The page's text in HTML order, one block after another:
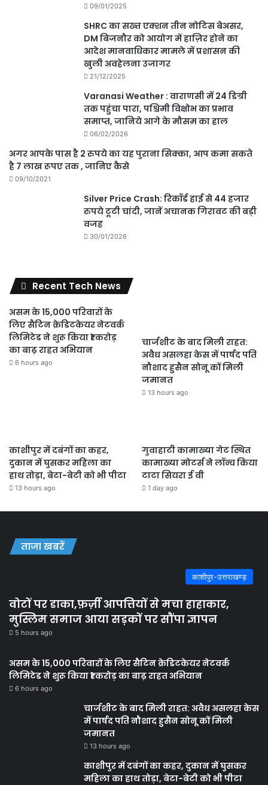
09/01/2025
SHRC का सख्त एक्शन तीन नोटिस बेअसर,
DM बिजनौर को आयोग में हाज़िर होने का
आदेश मानवाधिकार मामले में प्रशासन की
खुली अवहेलना उजागर
21/12/2025
Varanasi Weather : वाराणसी में 24 डिग्री
तक पहुंचा पारा, पश्चिमी विक्षोभ का प्रभाव
समाप्त, जानिये आगे के मौसम का हाल
06/02/2026
अगर आपके पास है 2 रुपये का यह पुराना सिक्का, आप कमा सकते
है 7 लाख रूपए तक , जानिए कैसे
09/10/2021
Silver Price Crash: रिकॉर्ड हाई से 44 हजार
रुपये टूटी चांदी, जानें अचानक गिरावट की बड़ी
वजह
30/01/2026
Recent Tech News
असम के 15,000 परिवारों के
लिए सैटिन क्रेडिटकेयर नेटवर्क
लिमिटेड ने शुरू किया ₹1 करोड़
का बाढ़ राहत अभियान
6 hours ago
चार्जशीट के बाद मिली राहत:
अवैध असलहा केस में पार्षद पति
नौशाद हुसैन सोनू कों मिली
जमानत
13 hours ago
काशीपुर में दबंगों का कहर,
दुकान में घुसकर महिला का
हाथ तोड़ा, बेटा-बेटी को भी पीटा
13 hours ago
गुवाहाटी कामाख्या गेट स्थित
कामाख्या मोटर्स ने लॉन्च किया
टाटा सियरा ई वी
1 day ago
ताजा खबरें
काशीपुर-उत्तराखण्ड़
वोटों पर डाका,फ़र्ज़ी आपत्तियों से मचा हाहाकार,
मुस्लिम समाज आया सड़कों पर सौंपा ज्ञापन
5 hours ago
असम के 15,000 परिवारों के लिए सैटिन क्रेडिटकेयर नेटवर्क
लिमिटेड ने शुरू किया ₹1 करोड़ का बाढ़ राहत अभियान
6 hours ago
चार्जशीट के बाद मिली राहत: अवैध असलहा केस
में पार्षद पति नौशाद हुसैन सोनू कों मिली
जमानत
13 hours ago
काशीपुर में दबंगों का कहर, दुकान में घुसकर
महिला का हाथ तोड़ा, बेटा-बेटी को भी पीटा